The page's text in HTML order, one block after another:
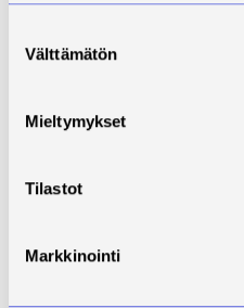
valinta
Välttämätön
Mieltymykset
Tilastot
Markkinointi